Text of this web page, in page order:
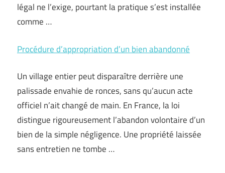
légal ne l’exige, pourtant la pratique s’est installée
comme …
Procédure d’appropriation d’un bien abandonné
Un village entier peut disparaître derrière une
palissade envahie de ronces, sans qu’aucun acte
officiel n’ait changé de main. En France, la loi
distingue rigoureusement l’abandon volontaire d’un
bien de la simple négligence. Une propriété laissée
sans entretien ne tombe …